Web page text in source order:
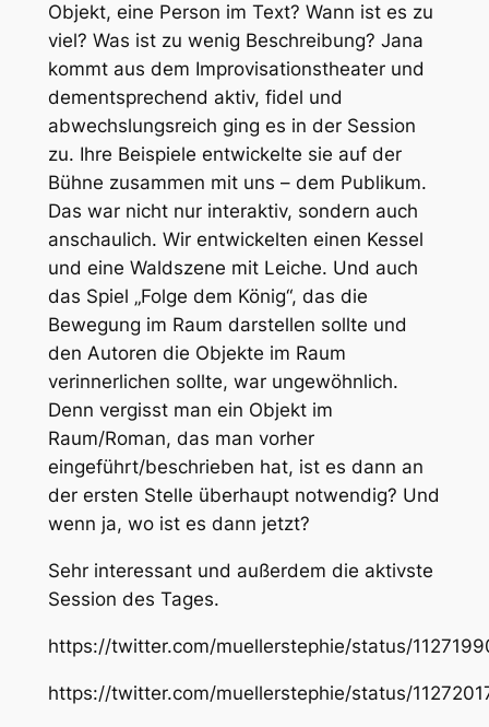
Objekt, eine Person im Text? Wann ist es zu
viel? Was ist zu wenig Beschreibung? Jana
kommt aus dem Improvisationstheater und
dementsprechend aktiv, fidel und
abwechslungsreich ging es in der Session
zu. Ihre Beispiele entwickelte sie auf der
Bühne zusammen mit uns – dem Publikum.
Das war nicht nur interaktiv, sondern auch
anschaulich. Wir entwickelten einen Kessel
und eine Waldszene mit Leiche. Und auch
das Spiel „Folge dem König“, das die
Bewegung im Raum darstellen sollte und
den Autoren die Objekte im Raum
verinnerlichen sollte, war ungewöhnlich.
Denn vergisst man ein Objekt im
Raum/Roman, das man vorher
eingeführt/beschrieben hat, ist es dann an
der ersten Stelle überhaupt notwendig? Und
wenn ja, wo ist es dann jetzt?
Sehr interessant und außerdem die aktivste
Session des Tages.
https://twitter.com/muellerstephie/status/
https://twitter.com/muellerstephie/status/